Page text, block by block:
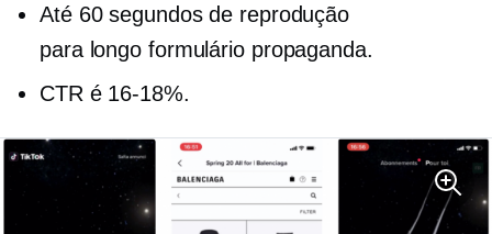
Até 60 segundos de reprodução
para longo formuláriopropaganda.
CTR é 16-18%.